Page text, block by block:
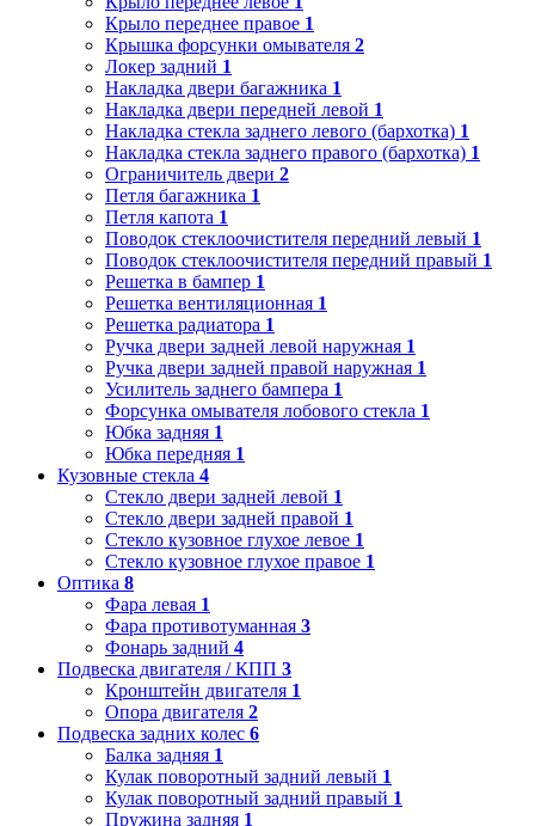
Крыло переднее правое 1
Крышка форсунки омывателя 2
Локер задний 1
Накладка двери багажника 1
Накладка двери передней левой 1
Накладка стекла заднего левого (бархотка) 1
Накладка стекла заднего правого (бархотка) 1
Ограничитель двери 2
Петля багажника 1
Петля капота 1
Поводок стеклоочистителя передний левый 1
Поводок стеклоочистителя передний правый 1
Решетка в бампер 1
Решетка вентиляционная 1
Решетка радиатора 1
Ручка двери задней левой наружная 1
Ручка двери задней правой наружная 1
Усилитель заднего бампера 1
Форсунка омывателя лобового стекла 1
Юбка задняя 1
Юбка передняя 1
Кузовные стекла 4
Стекло двери задней левой 1
Стекло двери задней правой 1
Стекло кузовное глухое левое 1
Стекло кузовное глухое правое 1
Оптика 8
Фара левая 1
Фара противотуманная 3
Фонарь задний 4
Подвеска двигателя / КПП 3
Кронштейн двигателя 1
Опора двигателя 2
Подвеска задних колес 6
Балка задняя 1
Кулак поворотный задний левый 1
Кулак поворотный задний правый 1
Пружина задняя 1